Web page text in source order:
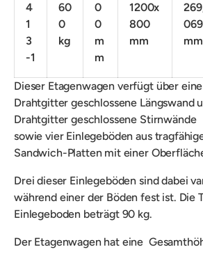
4
1
3
-1
60
0
kg
0
0
m
m
1200x
800
mm
mm
Dieser Etagenwagen verfügt über
Drahtgitter geschlossene Längswand
Drahtgitter geschlossene Stirnwände
sowievier Einlegebödenaus
Sandwich-Platten mit einer
Drei dieser Einlegeböden sind dabei
während einer der Böden fest ist. Die
Einlegeboden beträgt 90 kg.
Der Etagenwagen hat eine